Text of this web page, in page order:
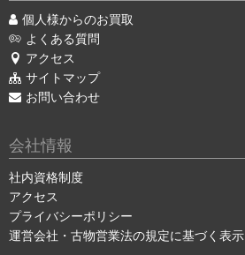
個人様からのお買取
よくある質問
アクセス
サイトマップ
お問い合わせ
会社情報
社内資格制度
アクセス
プライバシーポリシー
運営会社・古物営業法の規定に基づく表示